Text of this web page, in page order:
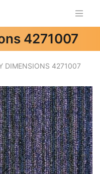
4271007
DIMENSIONS 4271007